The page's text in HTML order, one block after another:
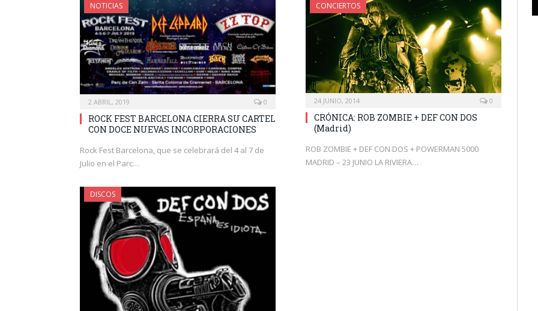
NOTICIAS
2 ABRIL, 2019 0
ROCK FEST BARCELONA CIERRA SU CARTEL
CON DOCE NUEVAS INCORPORACIONES
Rock Fest Barcelona, que se celebrará del 4 al 7 de
Julio en el Parc…
CONCIERTOS
24 JUNIO, 2014 0
CRÓNICA: ROB ZOMBIE + DEF CON DOS
(Madrid)
ROB ZOMBIE + DEF CON DOS + POWERMAN 5000
MADRID – 23 JUNIO LA RIVIERA…
DISCOS